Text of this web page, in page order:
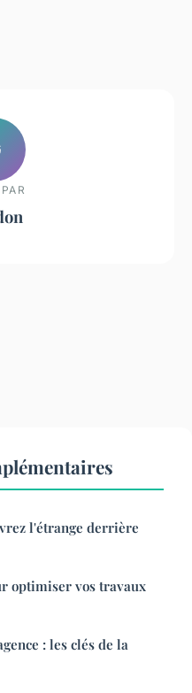
l'étrange derrière
optimiser vos travaux
: les clés de la